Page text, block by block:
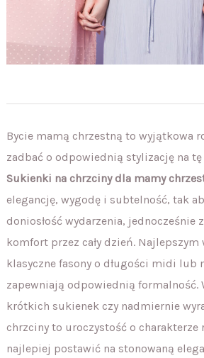
Bycie mamą chrzestną to wyjątkowa
zadbać o odpowiednią stylizację na
Sukienki na chrzciny dla mamy
elegancję, wygodę i subtelność, tak
doniosłość wydarzenia, jednocześnie
komfort przez cały dzień. Najlepszym
klasyczne fasony o długości midi lub
zapewniają odpowiednią formalność.
krótkich sukienek czy nadmiernie
chrzciny to uroczystość o
najlepiej postawić na stonowaną